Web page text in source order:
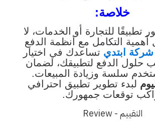
خلاصة:
تطبيقًا للتجارة أو الخدمات، لا
أهمية التكامل مع أنظمة الدفع
شركة ابتدي تساعدك في اختيار
حلول الدفع لتطبيقك، لضمان
سلسة وزيادة المبيعات.
لبدء تطوير تطبيق احترافي
توقعات جمهورك.
التقييم - Review